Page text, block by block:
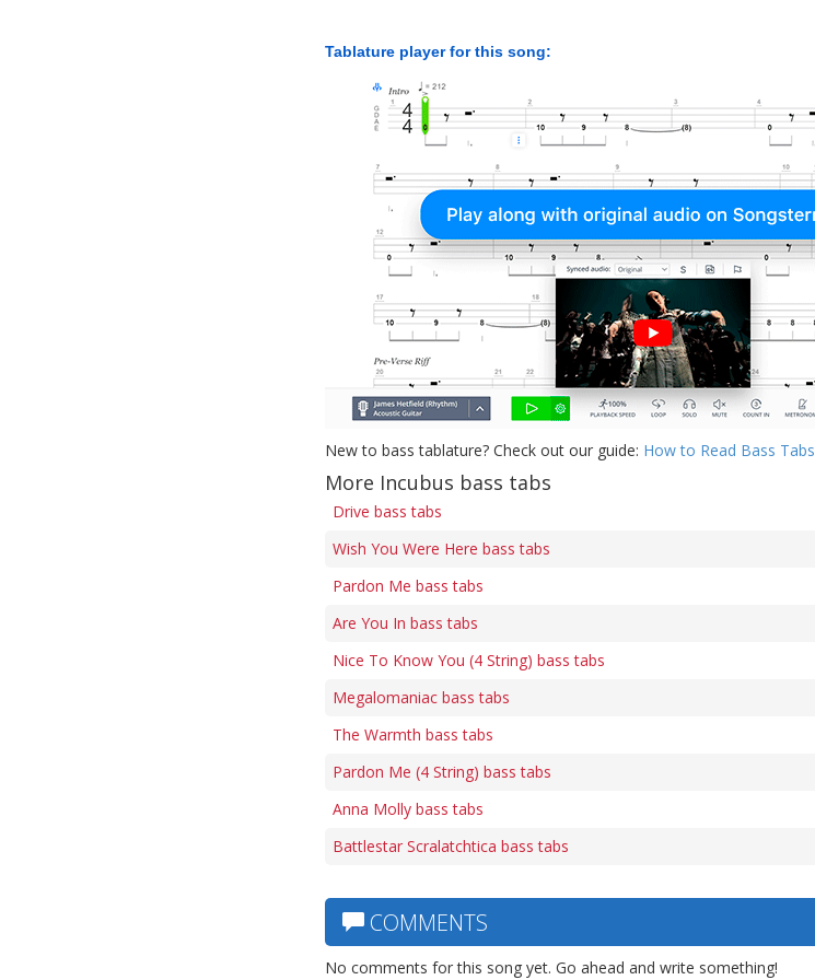
Tablature player for this song:
New to bass tablature? Check out our guide: How to Read Bass Tabs
More Incubus bass tabs
Drive bass tabs
Wish You Were Here bass tabs
Pardon Me bass tabs
Are You In bass tabs
Nice To Know You (4 String) bass tabs
Megalomaniac bass tabs
The Warmth bass tabs
Pardon Me (4 String) bass tabs
Anna Molly bass tabs
Battlestar Scralatchtica bass tabs
COMMENTS
No comments for this song yet. Go ahead and write something!